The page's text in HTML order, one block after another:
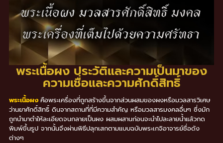
พระเนื้อผง ประวัติและความเป็นมาของ
ความเชื่อและความศักดิ์สิทธิ์
พระเนื้อผง คือพระเครื่องที่ถูกสร้างขึ้นจากส่วนผสมของผงหรือมวลสารวิเศษ
ว่านยาศักดิ์สิทธิ์ ดินจากสถานที่ที่มีความสำคัญ หรือมวลสารมงคลอื่นๆ ซึ่งมัก
ถูกนำมาตำให้ละเอียดจนกลายเป็นผง ผสมผสานก่อนจะนำไปละลายน้ำแล้วกด
พิมพ์ขึ้นรูป จากนั้นจึงผ่านพิธีปลุกเสกตามแบบฉบับพระเกจิอาจารย์ชื่อดัง
ต่างๆ